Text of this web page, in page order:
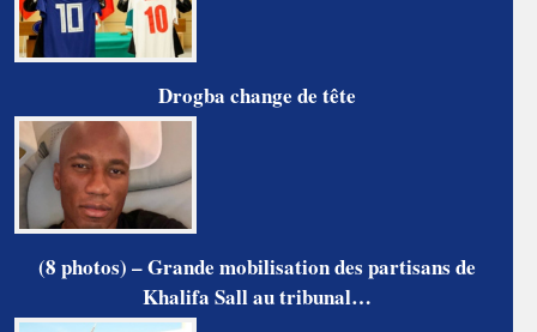
Drogba change de tête
(8 photos) – Grande mobilisation des partisans de
Khalifa Sall au tribunal…